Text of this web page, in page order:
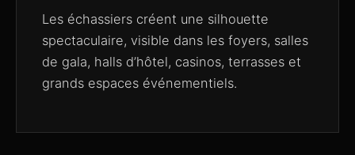
Les échassiers créent une silhouette
spectaculaire, visible dans les foyers, salles
de gala, halls d’hôtel, casinos, terrasses et
grands espaces événementiels.